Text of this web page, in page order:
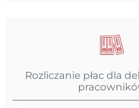
Rozliczanie płac dla